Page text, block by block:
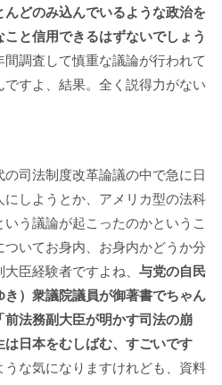
どのみ込んでいるような政治を
と信用できるはずないでしょう
間調査して慎重な議論が行われて
すよ、結果。全く説得力がない
司法制度改革論議の中で急に日
しようとか、アメリカ型の法科
う議論が起こったのかというこ
いてお身内、お身内かどうか分
臣経験者ですよね、 与党の自民
）衆議院議員が御著書でちゃん
法務副大臣が明かす司法の崩
日本をむしばむ、すごいです
な気になりますけれども、資料